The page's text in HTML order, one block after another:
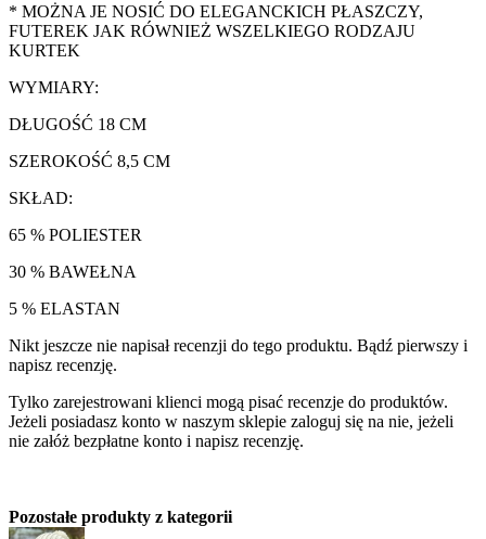
* MOŻNA JE NOSIĆ DO ELEGANCKICH PŁASZCZY,
FUTEREK JAK RÓWNIEŻ WSZELKIEGO RODZAJU
KURTEK
WYMIARY:
DŁUGOŚĆ 18 CM
SZEROKOŚĆ 8,5 CM
SKŁAD:
65 % POLIESTER
30 % BAWEŁNA
5 % ELASTAN
Nikt jeszcze nie napisał recenzji do tego produktu. Bądź pierwszy i
napisz recenzję.
Tylko zarejestrowani klienci mogą pisać recenzje do produktów.
Jeżeli posiadasz konto w naszym sklepie zaloguj się na nie, jeżeli
nie załóż bezpłatne konto i napisz recenzję.
Pozostałe produkty z kategorii